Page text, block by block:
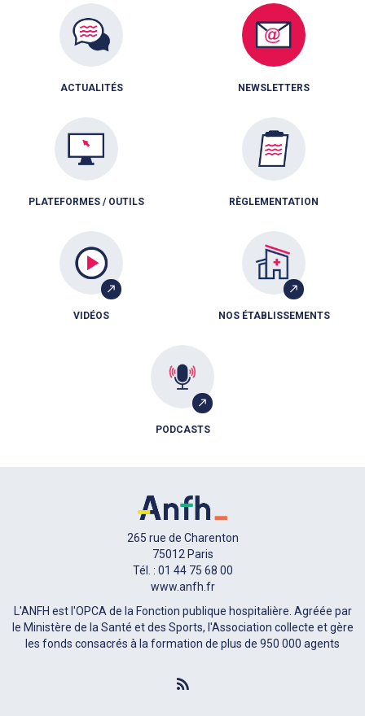
ACTUALITÉS NEWSLETTERS
PLATEFORMES / OUTILS RÈGLEMENTATION
VIDÉOS NOS ÉTABLISSEMENTS
PODCASTS
265 rue de Charenton
75012 Paris
Tél. : 01 44 75 68 00
www.anfh.fr
L'ANFH est l'OPCA de la Fonction publique hospitalière. Agréée par
le Ministère de la Santé et des Sports, l'Association collecte et gère
les fonds consacrés à la formation de plus de 950 000 agents